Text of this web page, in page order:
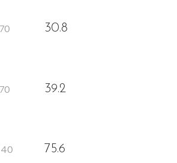
30.8
39.2
75.6